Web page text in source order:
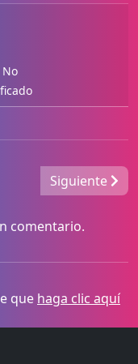
Siguiente
comentario.
que haga clic aquí